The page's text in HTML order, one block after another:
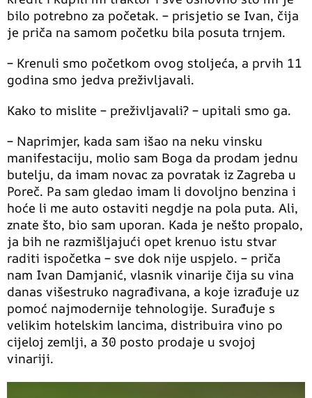
bilo potrebno za početak. – prisjetio se Ivan, čija
je priča na samom početku bila posuta trnjem.
– Krenuli smo početkom ovog stoljeća, a prvih 11
godina smo jedva preživljavali.
Kako to mislite – preživljavali? – upitali smo ga.
– Naprimjer, kada sam išao na neku vinsku
manifestaciju, molio sam Boga da prodam jednu
butelju, da imam novac za povratak iz Zagreba u
Poreč. Pa sam gledao imam li dovoljno benzina i
hoće li me auto ostaviti negdje na pola puta. Ali,
znate što, bio sam uporan. Kada je nešto propalo,
ja bih ne razmišljajući opet krenuo istu stvar
raditi ispočetka – sve dok nije uspjelo. – priča
nam Ivan Damjanić, vlasnik vinarije čija su vina
danas višestruko nagrađivana, a koje izrađuje uz
pomoć najmodernije tehnologije. Surađuje s
velikim hotelskim lancima, distribuira vino po
cijeloj zemlji, a 30 posto prodaje u svojoj
vinariji.